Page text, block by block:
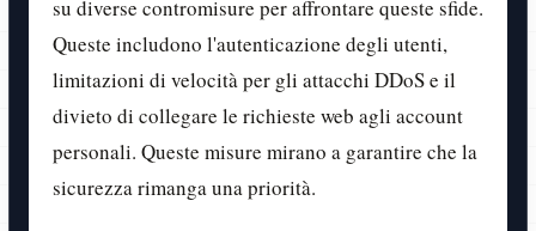
su diverse contromisure per affrontare queste sfide.
Queste includono l'autenticazione degli utenti,
limitazioni di velocità per gli attacchi DDoS e il
divieto di collegare le richieste web agli account
personali. Queste misure mirano a garantire che la
sicurezza rimanga una priorità.